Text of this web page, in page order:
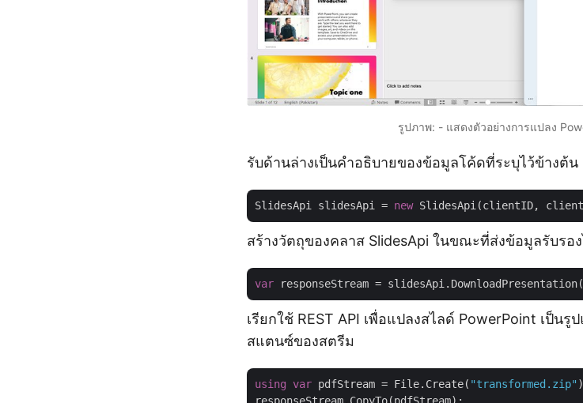
รูปภาพ: - แสดงตัวอย่างการแปลง
รับด้านล่างเป็นคำอธิบายของข้อมูลโค้ดที่ระบุไว้ข้างต้น
SlidesApi slidesApi = new
สร้างวัตถุของคลาส SlidesApi ในขณะที่ส่งข้อมูลรับรอ
var responseStream =
เรียกใช้ REST API เพื่อแปลงสไลด์ PowerPoint เป็น
สแตนซ์ของสตรีม
using var pdfStream = File.Create( "transformed.zip"